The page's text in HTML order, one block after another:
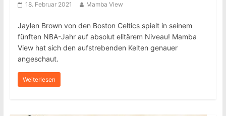
18. Februar 2021 Mamba View
Jaylen Brown von den Boston Celtics spielt in seinem
fünften NBA-Jahr auf absolut elitärem Niveau! Mamba
View hat sich den aufstrebenden Kelten genauer
angeschaut.
Weiterlesen